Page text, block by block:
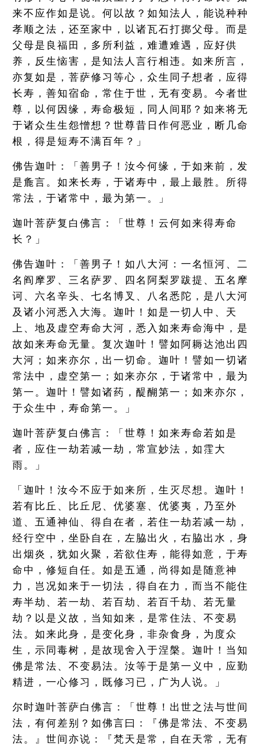
来不应作如是说。何以故？如知法人，能说种种
孝顺之法，还至家中，以诸瓦石打掷父母。而是
父母是良福田，多所利益，难遭难遇，应好供
养，反生恼害，是知法人言行相违。如来所言，
亦复如是，菩萨修习等心，众生同子想者，应得
长寿，善知宿命，常住于世，无有变易。今者世
尊，以何因缘，寿命极短，同人间耶？如来将无
于诸众生生怨憎想？世尊昔日作何恶业，断几命
根，得是短寿不满百年？」
佛告迦叶：「善男子！汝今何缘，于如来前，发
是麁言。如来长寿，于诸寿中，最上最胜。所得
常法，于诸常中，最为第一。」
迦叶菩萨复白佛言：「世尊！云何如来得寿命
长？」
佛告迦叶：「善男子！如八大河：一名恒河、二
名阎摩罗、三名萨罗、四名阿梨罗跋提、五名摩
诃、六名辛头、七名博叉、八名悉陀，是八大河
及诸小河悉入大海。迦叶！如是一切人中、天
上、地及虚空寿命大河，悉入如来寿命海中，是
故如来寿命无量。复次迦叶！譬如阿耨达池出四
大河；如来亦尔，出一切命。迦叶！譬如一切诸
常法中，虚空第一；如来亦尔，于诸常中，最为
第一。迦叶！譬如诸药，醍醐第一；如来亦尔，
于众生中，寿命第一。」
迦叶菩萨复白佛言：「世尊！如来寿命若如是
者，应住一劫若减一劫，常宣妙法，如霔大
雨。」
「迦叶！汝今不应于如来所，生灭尽想。迦叶！
若有比丘、比丘尼、优婆塞、优婆夷，乃至外
道、五通神仙、得自在者，若住一劫若减一劫，
经行空中，坐卧自在，左脇出火，右脇出水，身
出烟炎，犹如火聚，若欲住寿，能得如意，于寿
命中，修短自任。如是五通，尚得如是随意神
力，岂况如来于一切法，得自在力，而当不能住
寿半劫、若一劫、若百劫、若百千劫、若无量
劫？以是义故，当知如来，是常住法、不变易
法。如来此身，是变化身，非杂食身，为度众
生，示同毒树，是故现舍入于涅槃。迦叶！当知
佛是常法、不变易法。汝等于是第一义中，应勤
精进，一心修习，既修习已，广为人说。」
尔时迦叶菩萨白佛言：「世尊！出世之法与世间
法，有何差别？如佛言曰：『佛是常法、不变易
法。』世间亦说：『梵天是常，自在天常，无有